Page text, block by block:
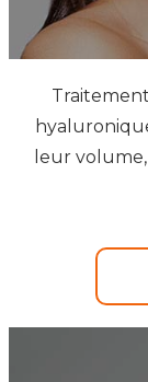
leur